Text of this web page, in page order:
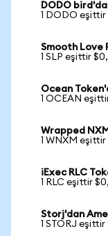
DODO
1 DODO
Smooth Love
1 SLP eşittir
Ocean
1 OCEAN
Wrapped
1 WNXM
iExec RLC
1 RLC eşittir
Storj'dan
1 STORJ